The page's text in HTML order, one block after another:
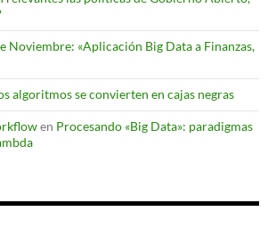
Noviembre: «Aplicación Big Data a Finanzas,
algoritmos se convierten en cajas negras
en Procesando «Big Data»: paradigmas